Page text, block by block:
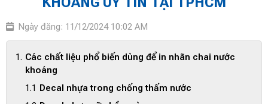
Ngày đăng: 11/12/2024 10:02 AM
Các chất liệu phổ biến dùng để in nhãn chai nước
khoáng
Decal nhựa trong chống thấm nước